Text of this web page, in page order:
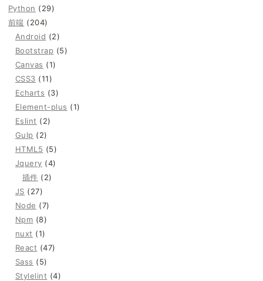
Python (29)
前端 (204)
Android (2)
Bootstrap (5)
Canvas (1)
CSS3 (11)
Echarts (3)
Element-plus (1)
Eslint (2)
Gulp (2)
HTML5 (5)
Jquery (4)
插件 (2)
JS (27)
Node (7)
Npm (8)
nuxt (1)
React (47)
Sass (5)
Stylelint (4)